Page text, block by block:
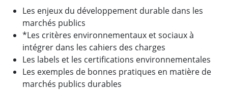
Les enjeux du développement durable dans les
marchés publics
*Les critères environnementaux et sociaux à
intégrer dans les cahiers des charges
Les labels et les certifications environnementales
Les exemples de bonnes pratiques en matière de
marchés publics durables